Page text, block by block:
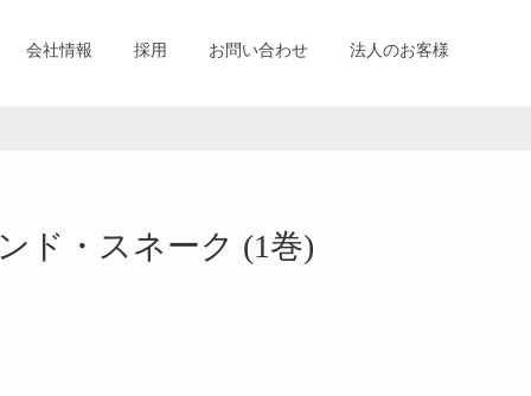
会社情報 採用 お問い合わせ 法人のお客様
ド・スネーク (1巻)